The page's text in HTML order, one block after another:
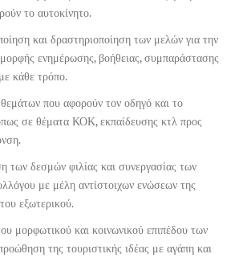
το αυτοκίνητο.
και δραστηριοποίηση των μελών για την
ενημέρωσης, βοήθειας, συμπαράστασης
κάθε τρόπο.
που αφορούν τον οδηγό και το
σε θέματα ΚΟΚ, εκπαίδευσης κτλ προς
των δεσμών φιλίας και συνεργασίας των
με μέλη αντίστοιχων ενώσεων της
εξωτερικού.
μορφωτικού και κοινωνικού επιπέδου των
της τουριστικής ιδέας με αγάπη και